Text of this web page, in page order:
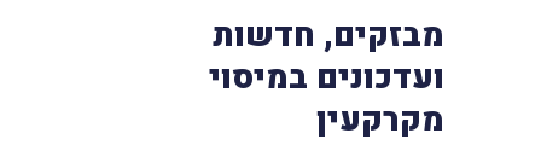
מבזקים, חדשות
ועדכונים במיסוי
מקרקעין